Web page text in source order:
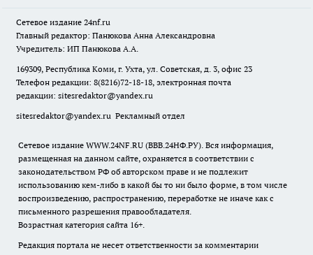
Сетевое издание 24nf.ru
Главный редактор: Панюкова Анна Александровна
Учредитель: ИП Панюкова А.А.
169309, Республика Коми, г. Ухта, ул. Советская, д. 3, офис 23
Телефон редакции: 8(8216)72-18-18, электронная почта
редакции: sitesredaktor@yandex.ru
sitesredaktor@yandex.ru Рекламный отдел
Сетевое издание WWW.24NF.RU (ВВВ.24НФ.РУ). Вся информация,
размещенная на данном сайте, охраняется в соответствии с
законодательством РФ об авторском праве и не подлежит
использованию кем-либо в какой бы то ни было форме, в том числе
воспроизведению, распространению, переработке не иначе как с
письменного разрешения правообладателя.
Возрастная категория сайта 16+.
Редакция портала не несет ответственности за комментарии